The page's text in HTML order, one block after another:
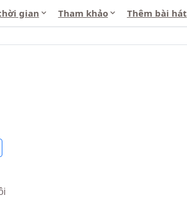
gian Tham khảo Thêm bài hát